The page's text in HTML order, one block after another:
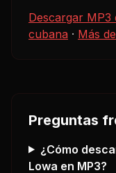
Descargar MP3
cubana · Más
Preguntas
¿Cómo
Lowa en MP3?